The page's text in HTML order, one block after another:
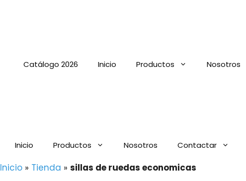
Catálogo 2026 Inicio Productos Nosotros
Inicio Productos Nosotros Contactar
Inicio » Tienda » sillas de ruedas economicas